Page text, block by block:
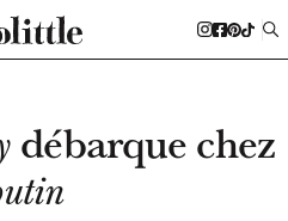
débarque chez